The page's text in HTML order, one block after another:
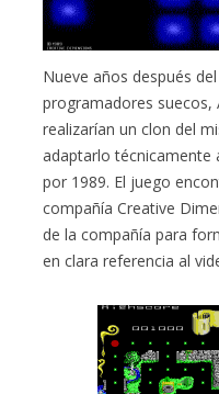
Nueve años después
programadores suecos,
realizarían un clon del
adaptarlo técnicamente
por 1989. El juego
compañía Creative
de la compañía para
en clara referencia al